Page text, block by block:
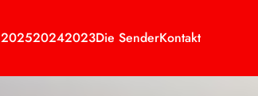
202520242023Die SenderKontakt